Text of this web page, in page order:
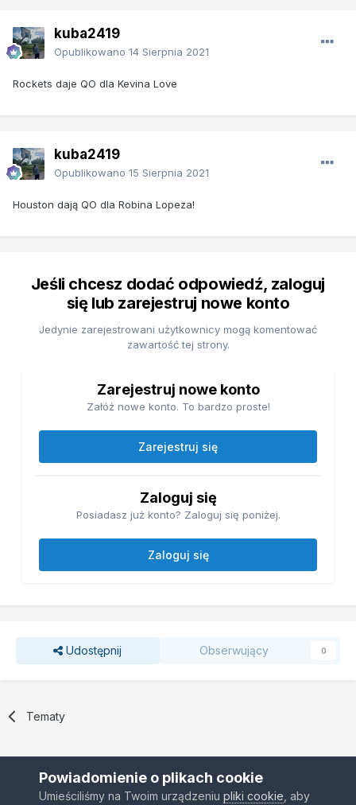
kuba2419
Opublikowano 14 Sierpnia 2021
Rockets daje QO dla Kevina Love
kuba2419
Opublikowano 15 Sierpnia 2021
Houston dają QO dla Robina Lopeza!
Jeśli chcesz dodać odpowiedź, zaloguj
się lub zarejestruj nowe konto
Jedynie zarejestrowani użytkownicy mogą komentować
zawartość tej strony.
Zarejestruj nowe konto
Załóż nowe konto. To bardzo proste!
Zarejestruj się
Zaloguj się
Posiadasz już konto? Zaloguj się poniżej.
Zaloguj się
Udostępnij Obserwujący 0
Tematy
Powiadomienie o plikach cookie
Umieściliśmy na Twoim urządzeniu pliki cookie , aby